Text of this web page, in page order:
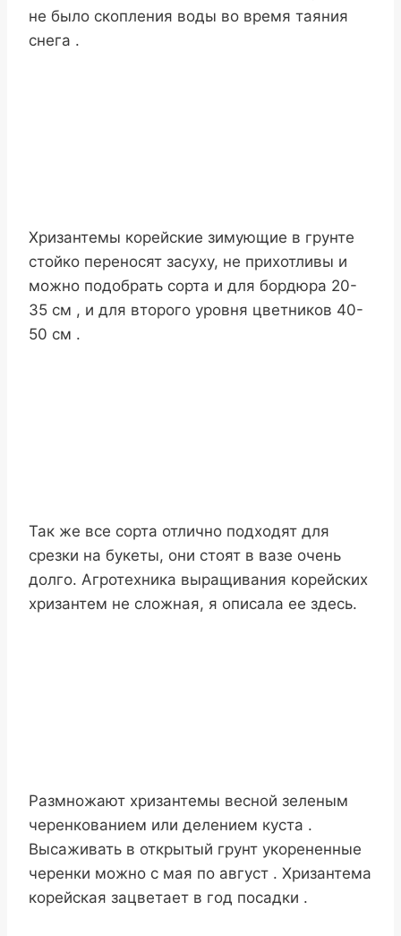
не было скопления воды во время таяния
снега .
Хризантемы корейские зимующие в грунте
стойко переносят засуху, не прихотливы и
можно подобрать сорта и для бордюра 20-
35 см , и для второго уровня цветников 40-
50 см .
Так же все сорта отлично подходят для
срезки на букеты, они стоят в вазе очень
долго. Агротехника выращивания корейских
хризантем не сложная, я описала ее здесь.
Размножают хризантемы весной зеленым
черенкованием или делением куста .
Высаживать в открытый грунт укорененные
черенки можно с мая по август . Хризантема
корейская зацветает в год посадки .